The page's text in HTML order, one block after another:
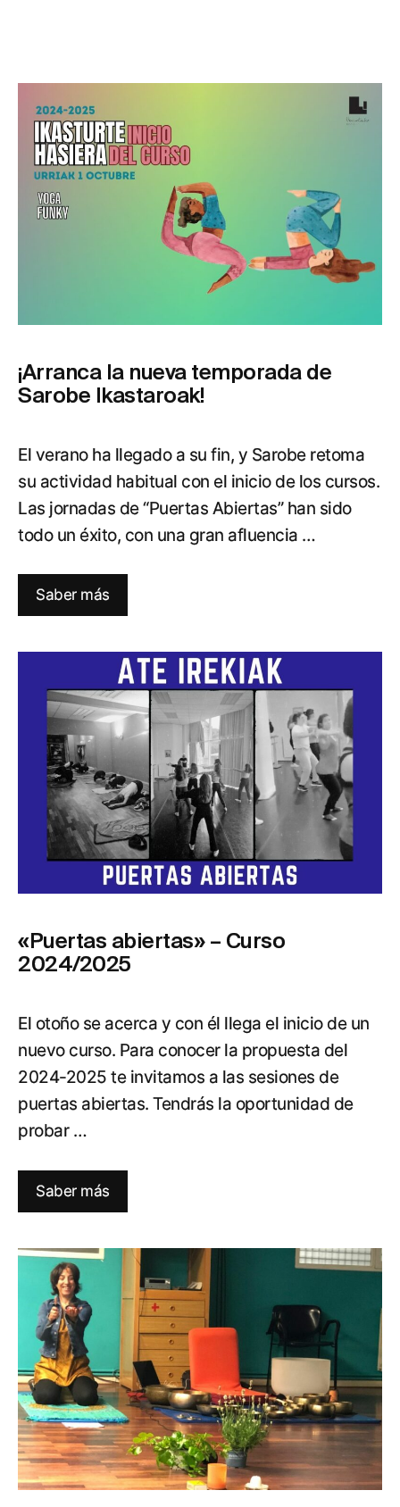
¡Arranca la nueva temporada de
Sarobe Ikastaroak!
El verano ha llegado a su fin, y Sarobe retoma
su actividad habitual con el inicio de los cursos.
Las jornadas de “Puertas Abiertas” han sido
todo un éxito, con una gran afluencia …
Saber más
«Puertas abiertas» – Curso
2024/2025
El otoño se acerca y con él llega el inicio de un
nuevo curso. Para conocer la propuesta del
2024-2025 te invitamos a las sesiones de
puertas abiertas. Tendrás la oportunidad de
probar …
Saber más